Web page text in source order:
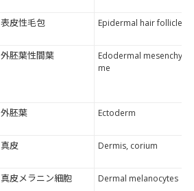
表皮性毛包 Epidermal hair follicle
外胚葉性間葉
Edodermal mesenchy
me
外胚葉 Ectoderm
真皮 Dermis, corium
真皮メラニン細胞 Dermal melanocytes